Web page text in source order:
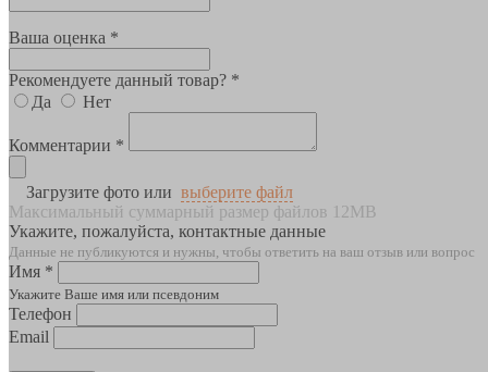
Ваша оценка *
Рекомендуете данный товар? *
Да
Нет
Комментарии *
Загрузите фото или выберите файл
Максимальный суммарный размер файлов 12MB
Укажите, пожалуйста, контактные данные
Данные не публикуются и нужны, чтобы ответить на ваш отзыв или вопрос
Имя *
Укажите Ваше имя или псевдоним
Телефон
Email